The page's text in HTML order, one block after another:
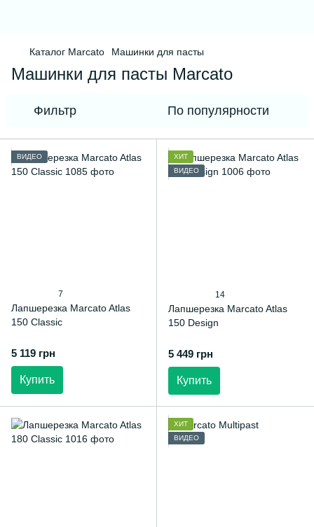
Каталог Marcato Машинки для пасты
Машинки для пасты Marcato
Фильтр По популярности
ВИДЕО
7
Лапшерезка Marcato Atlas
150 Classic
5 119 грн
Купить
ХИТ
ВИДЕО
14
Лапшерезка Marcato Atlas
150 Design
5 449 грн
Купить
ХИТ
ВИДЕО